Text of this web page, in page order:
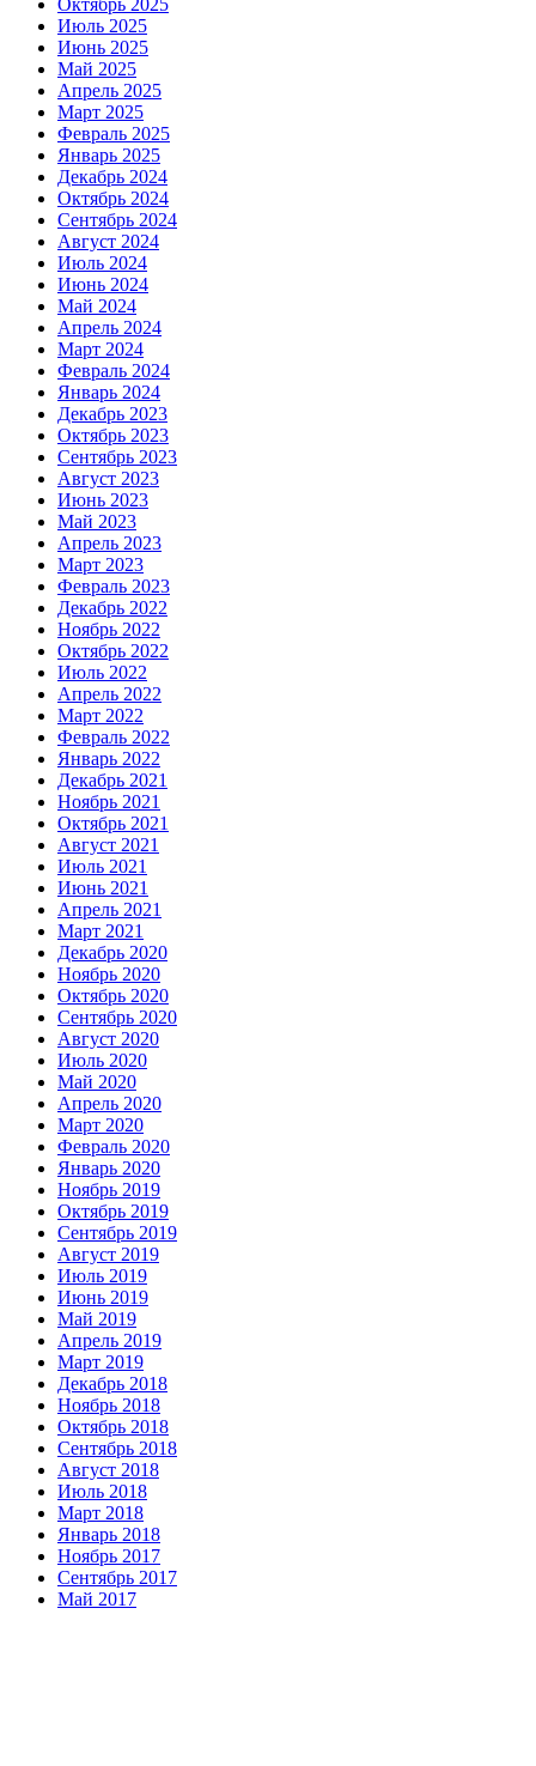
Июль 2025
Июнь 2025
Май 2025
Апрель 2025
Март 2025
Февраль 2025
Январь 2025
Декабрь 2024
Октябрь 2024
Сентябрь 2024
Август 2024
Июль 2024
Июнь 2024
Май 2024
Апрель 2024
Март 2024
Февраль 2024
Январь 2024
Декабрь 2023
Октябрь 2023
Сентябрь 2023
Август 2023
Июнь 2023
Май 2023
Апрель 2023
Март 2023
Февраль 2023
Декабрь 2022
Ноябрь 2022
Октябрь 2022
Июль 2022
Апрель 2022
Март 2022
Февраль 2022
Январь 2022
Декабрь 2021
Ноябрь 2021
Октябрь 2021
Август 2021
Июль 2021
Июнь 2021
Апрель 2021
Март 2021
Декабрь 2020
Ноябрь 2020
Октябрь 2020
Сентябрь 2020
Август 2020
Июль 2020
Май 2020
Апрель 2020
Март 2020
Февраль 2020
Январь 2020
Ноябрь 2019
Октябрь 2019
Сентябрь 2019
Август 2019
Июль 2019
Июнь 2019
Май 2019
Апрель 2019
Март 2019
Декабрь 2018
Ноябрь 2018
Октябрь 2018
Сентябрь 2018
Август 2018
Июль 2018
Март 2018
Январь 2018
Ноябрь 2017
Сентябрь 2017
Май 2017